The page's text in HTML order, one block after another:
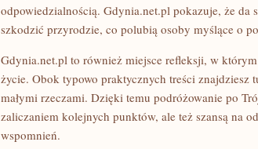
odpowiedzialnością. Gdynia.net.pl pokazuje, że da
szkodzić przyrodzie, co polubią osoby myślące o
Gdynia.net.pl to również miejsce refleksji, w
życie. Obok typowo praktycznych treści znajdziesz
małymi rzeczami. Dzięki temu podróżowanie po
zaliczaniem kolejnych punktów, ale też szansą na
wspomnień.